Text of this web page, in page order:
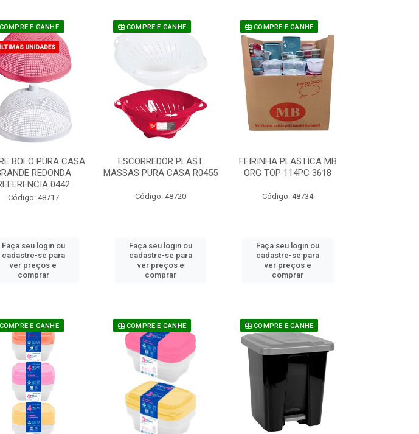
E GANHE
BOLO PURA CASA
REDONDA
0442
Código: 48717
Faça seu login ou
cadastre-se para
ver preços e
comprar
COMPRE E GANHE
ESCORREDOR PLAST
MASSAS PURA CASA R0455
Código: 48720
Faça seu login ou
cadastre-se para
ver preços e
comprar
COMPRE E GANHE
FEIRINHA PLASTICA MB
ORG TOP 114PC 3618
Código: 48734
Faça seu login ou
cadastre-se para
ver preços e
comprar
E GANHE COMPRE E GANHE COMPRE E GANHE